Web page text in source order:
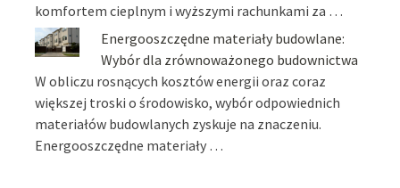
komfortem cieplnym i wyższymi rachunkami za …
Energooszczędne materiały budowlane:
Wybór dla zrównoważonego budownictwa
W obliczu rosnących kosztów energii oraz coraz
większej troski o środowisko, wybór odpowiednich
materiałów budowlanych zyskuje na znaczeniu.
Energooszczędne materiały …